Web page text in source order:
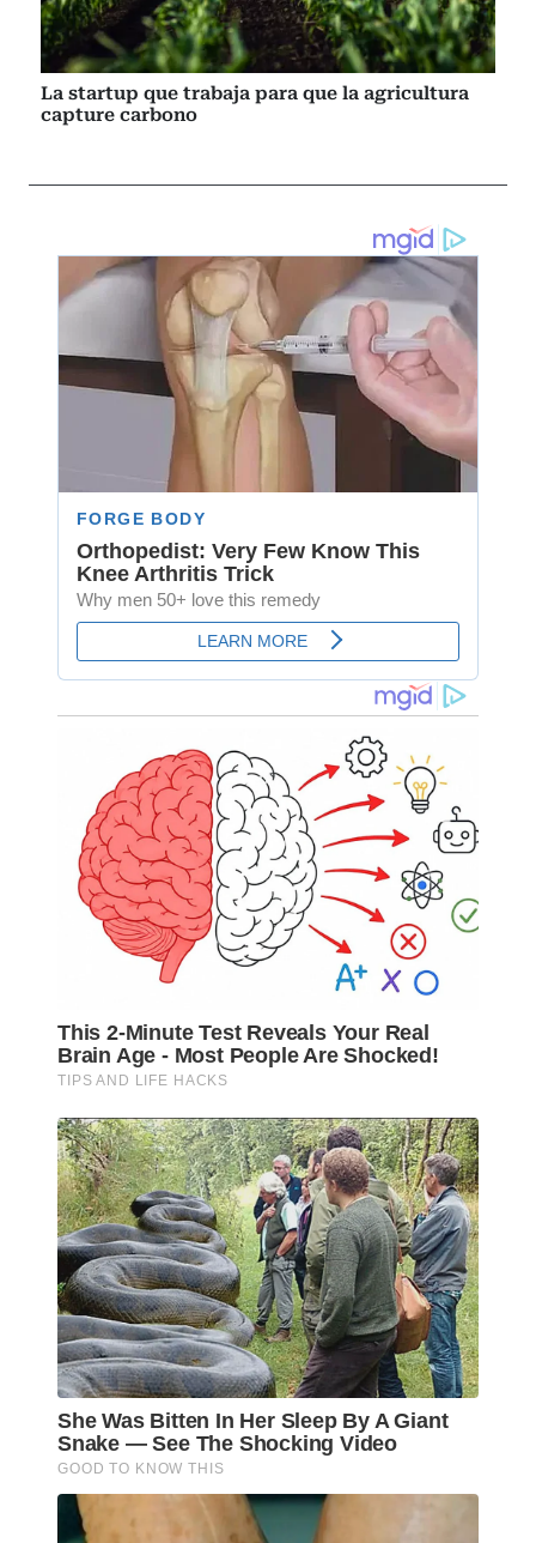
La startup que trabaja para que la agricultura
capture carbono